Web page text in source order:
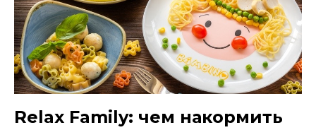
Relax Family: чем накормить